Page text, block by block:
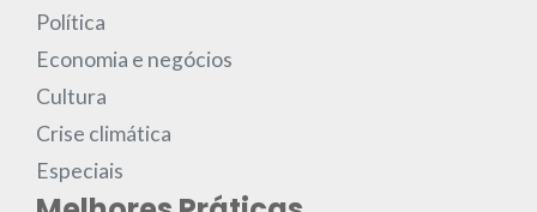
Política
Economia e negócios
Cultura
Crise climática
Especiais